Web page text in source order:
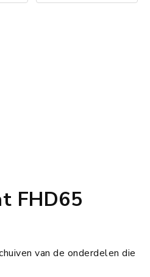
FHD65
van de onderdelen die